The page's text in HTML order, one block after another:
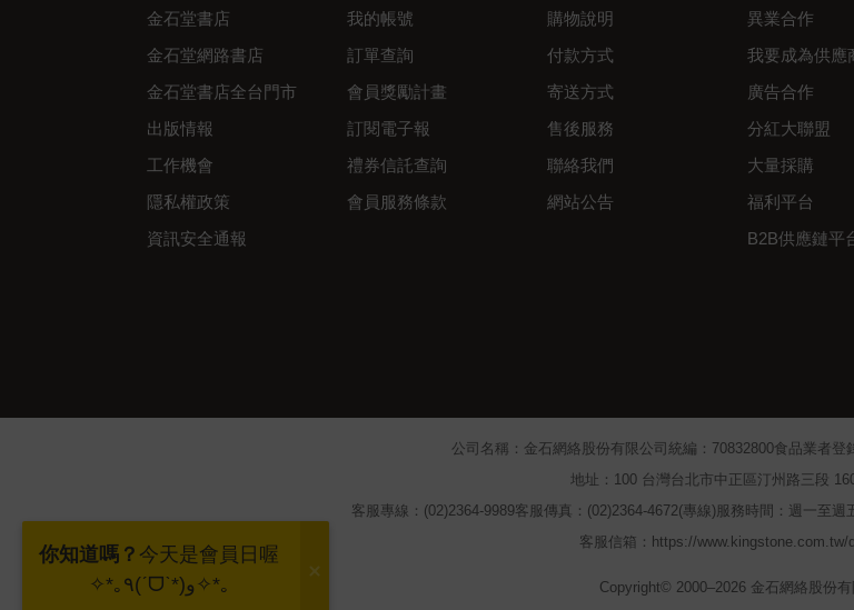
金石堂書店
金石堂網路書店
金石堂書店全台門市
出版情報
工作機會
隱私權政策
資訊安全通報
我的帳號
訂單查詢
會員獎勵計畫
訂閱電子報
禮券信託查詢
會員服務條款
購物說明
付款方式
寄送方式
售後服務
聯絡我們
網站公告
異業合作
我要成為供應
廣告合作
分紅大聯盟
大量採購
福利平台
B2B供應鏈平
公司名稱：金石網絡股份有限公司 統編：70832800食品業者登
地址：100 台灣台北市中正區汀州路三段
客服專線：(02)2364-9989客服傳真：(02)2364-4672(專線) 服務時間：週一至週
客服信箱：https://www.kingstone.com.tw/
Copyright© 2000–2026 金石網絡股份有
你知道嗎？ 今天是會員日喔
✧*｡٩(ˊᗜˋ*)و✧*｡